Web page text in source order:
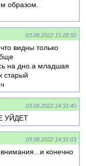
образом.
03.08.2022 15:28:50
видны только
на дно.а младшая
старый
03.08.2022 14:31:40
УЙДЕТ
03.08.2022 14:31:03
конечно